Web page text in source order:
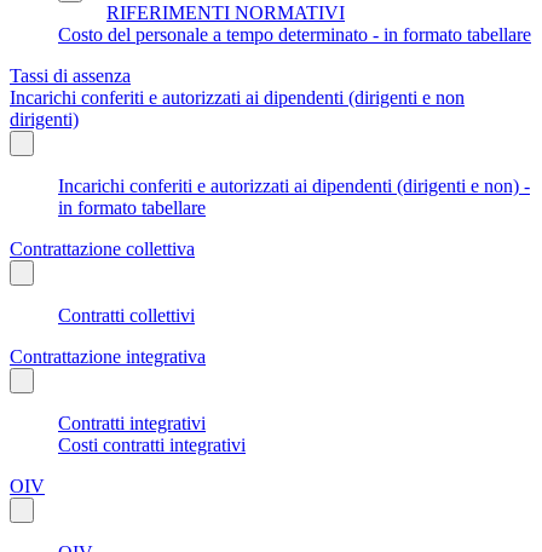
RIFERIMENTI NORMATIVI
Costo del personale a tempo determinato - in formato tabellare
Tassi di assenza
Incarichi conferiti e autorizzati ai dipendenti (dirigenti e non
dirigenti)
Incarichi conferiti e autorizzati ai dipendenti (dirigenti e non) -
in formato tabellare
Contrattazione collettiva
Contratti collettivi
Contrattazione integrativa
Contratti integrativi
Costi contratti integrativi
OIV